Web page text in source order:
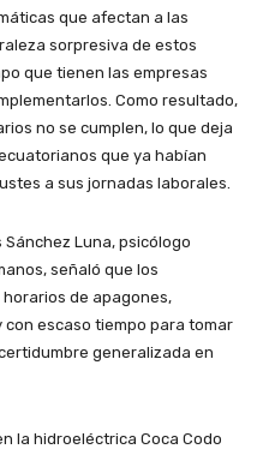
que afectan a las
sorpresiva de estos
que tienen las empresas
Como resultado,
no se cumplen, lo que deja
que ya habían
a sus jornadas laborales.
Luna, psicólogo
señaló que los
de apagones,
escaso tiempo para tomar
generalizada en
la hidroeléctrica Coca Codo